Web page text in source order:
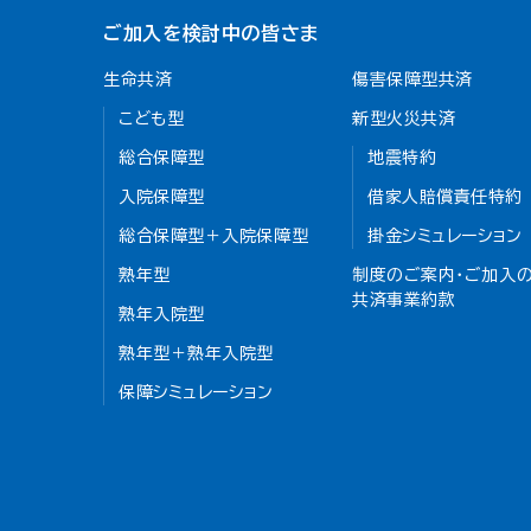
ご加入を検討中の皆さま
生命共済
こども型
総合保障型
入院保障型
総合保障型＋入院保障型
熟年型
熟年入院型
熟年型＋熟年入院型
保障シミュレーション
傷害保障型共済
新型火災共済
地震特約
借家人賠償責任特約
掛金シミュレーション
制度のご案内・ご加入の
共済事業約款